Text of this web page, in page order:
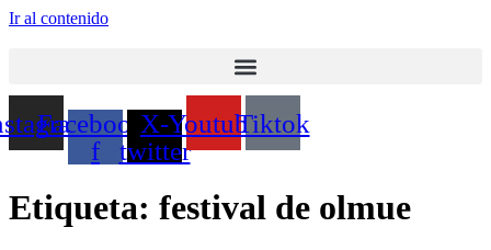
Ir al contenido
Facebook-
f
X-
twitter
YoutubeTiktok
Etiqueta: festival de olmue